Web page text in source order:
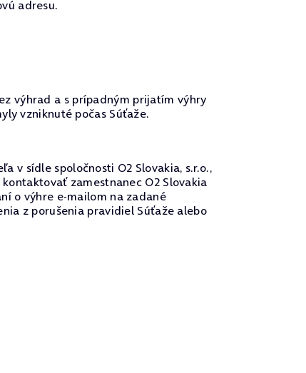
adresu.
výhrad a s prípadným prijatím výhry
vzniknuté počas Súťaže.
v sídle spoločnosti O2 Slovakia, s.r.o.,
zamestnanec O2 Slovakia
o výhre e-mailom na zadané
z porušenia pravidiel Súťaže alebo